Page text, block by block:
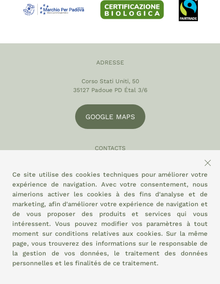
ADRESSE
Corso Stati Uniti, 50
35127 Padoue PD Étal 3/6
GOOGLE MAPS
CONTACTS
info@eltamiso.it
NOUS ADHÉRONS À
Ce site utilise des cookies techniques pour améliorer votre
expérience de navigation. Avec votre consentement, nous
aimerions activer les cookies à des fins d'analyse et de
marketing, afin d'améliorer votre expérience de navigation et
de vous proposer des produits et services qui vous
intéressent. Vous pouvez modifier vos paramètres à tout
moment sur conditions relatives aux cookies. Sur la même
page, vous trouverez des informations sur le responsable de
la gestion de vos données, le traitement des données
personnelles et les finalités de ce traitement.